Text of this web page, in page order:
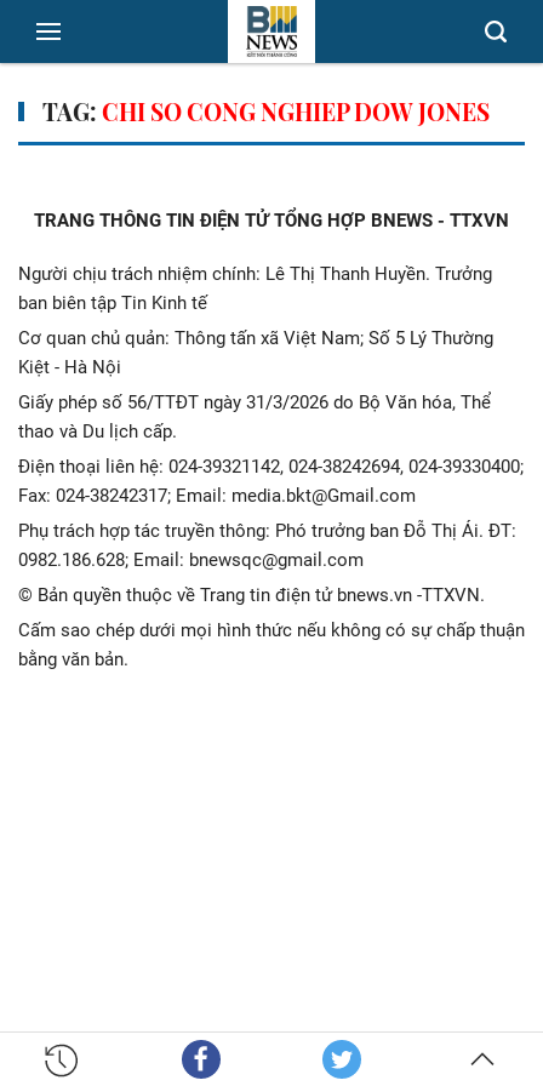
TAG:CHI SO CONG NGHIEP DOW JONES
TRANG THÔNG TIN ĐIỆN TỬ TỔNG HỢP BNEWS - TTXVN
Người chịu trách nhiệm chính: Lê Thị Thanh Huyền. Trưởng
ban biên tập Tin Kinh tế
Cơ quan chủ quản: Thông tấn xã Việt Nam; Số 5 Lý Thường
Kiệt - Hà Nội
Giấy phép số 56/TTĐT ngày 31/3/2026 do Bộ Văn hóa, Thể
thao và Du lịch cấp.
Điện thoại liên hệ: 024-39321142, 024-38242694, 024-39330400;
Fax: 024-38242317; Email: media.bkt@Gmail.com
Phụ trách hợp tác truyền thông: Phó trưởng ban Đỗ Thị Ái. ĐT:
0982.186.628; Email: bnewsqc@gmail.com
© Bản quyền thuộc về Trang tin điện tử bnews.vn -TTXVN.
Cấm sao chép dưới mọi hình thức nếu không có sự chấp thuận
bằng văn bản.